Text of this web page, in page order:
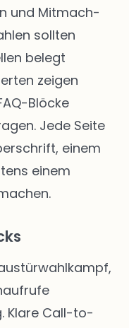
und Mitmach-
sollten
belegt
zeigen
Blöcke
Jede Seite
einem
einem
Klare Call-to-